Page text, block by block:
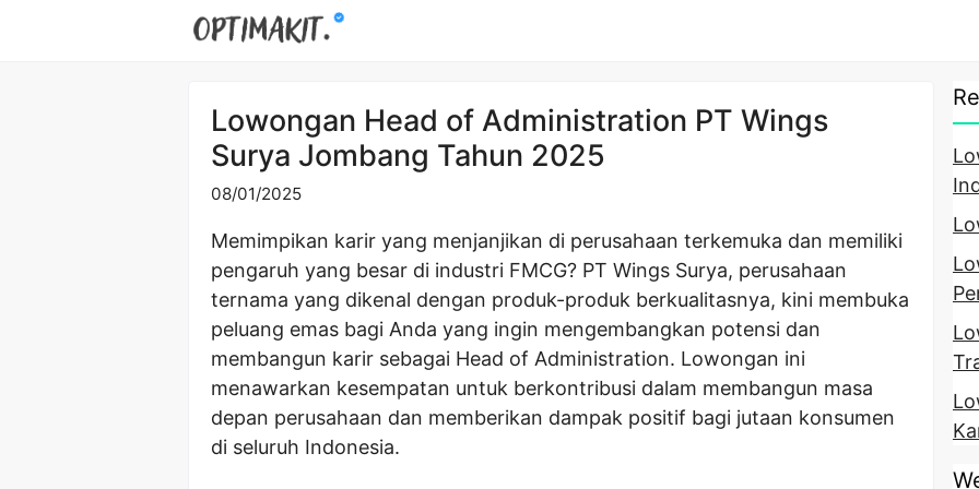
Lowongan Head of Administration PT Wings
Surya Jombang Tahun 2025
08/01/2025
Memimpikan karir yang menjanjikan di perusahaan terkemuka dan memiliki
pengaruh yang besar di industri FMCG? PT Wings Surya, perusahaan
ternama yang dikenal dengan produk-produk berkualitasnya, kini membuka
peluang emas bagi Anda yang ingin mengembangkan potensi dan
membangun karir sebagai Head of Administration. Lowongan ini
menawarkan kesempatan untuk berkontribusi dalam membangun masa
depan perusahaan dan memberikan dampak positif bagi jutaan konsumen
di seluruh Indonesia.